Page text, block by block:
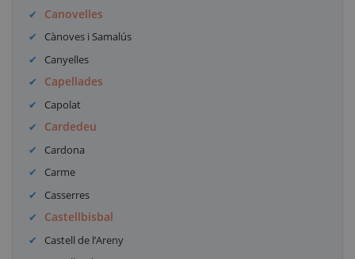
Canovelles
Cànoves i Samalús
Canyelles
Capellades
Capolat
Cardedeu
Cardona
Carme
Casserres
Castellbisbal
Castell de l’Areny